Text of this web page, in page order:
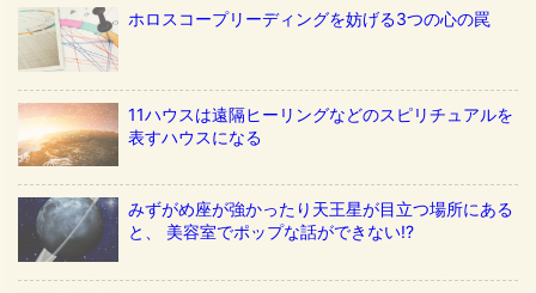
ホロスコープリーディングを妨げる3つの心の罠
11ハウスは遠隔ヒーリングなどのスピリチュアルを
表すハウスになる
みずがめ座が強かったり天王星が目立つ場所にある
と、 美容室でポップな話ができない!?